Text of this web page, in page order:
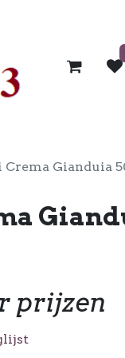
Crema Gianduia
prijzen